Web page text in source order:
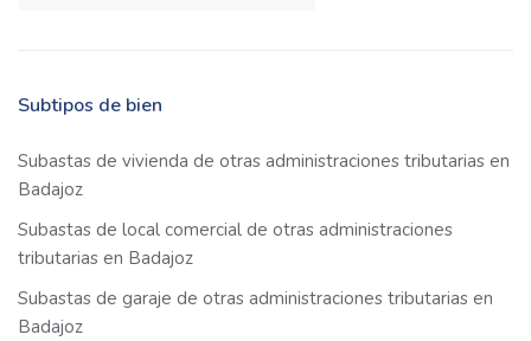
Subtipos de bien
Subastas de vivienda de otras administraciones tributarias en
Badajoz
Subastas de local comercial de otras administraciones
tributarias en Badajoz
Subastas de garaje de otras administraciones tributarias en
Badajoz